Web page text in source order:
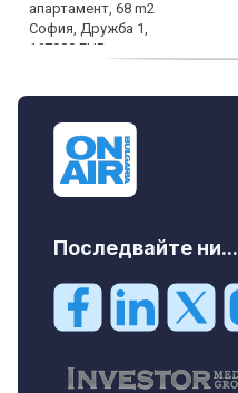
Последвайте ни...